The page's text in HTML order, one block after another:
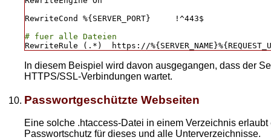
RewriteCond %{SERVER_PORT}     !^443$
# fuer alle Dateien
In diesem Beispiel wird davon ausgegangen, dass der
HTTPS/SSL-Verbindungen wartet.
Passwortgeschützte Webseiten
Eine solche .htaccess-Datei in einem Verzeichnis
Passwortschutz für dieses und alle Unterverzeichnisse.